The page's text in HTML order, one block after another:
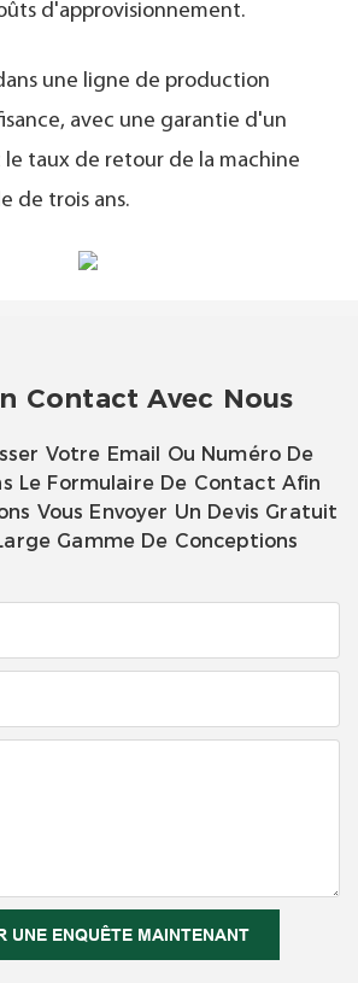
d'approvisionnement.
une ligne de production
avec une garantie d'un
le taux de retour de la machine
de trois ans.
Contact Avec Nous
Votre Email Ou Numéro De
Le Formulaire De Contact Afin
Vous Envoyer Un Devis Gratuit
Gamme De Conceptions
UNE ENQUÊTE MAINTENANT